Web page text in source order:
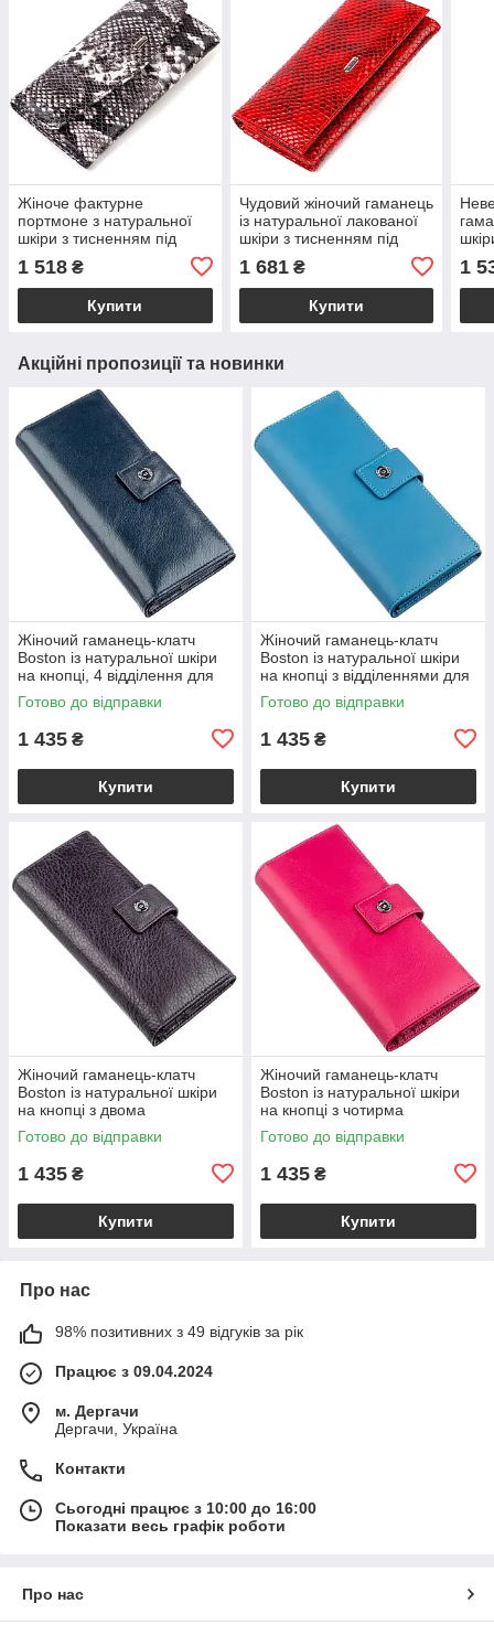
Жіноче фактурне
портмоне з натуральної
шкіри з тисненням під
змію CANPELLINI 21692
Різнокольорове
1 518 ₴
Купити
Чудовий жіночий гаманець
із натуральної лакованої
шкіри з тисненням під
змію CANPELLINI 21655
Червоний
1 681₴
Купити
1
Акційні пропозиції та новинки
Жіночий гаманець-клатч
Boston із натуральної шкіри
на кнопці, 4 відділення для
купюр і 14 для карток, сіро-
блакитний VL18844
Готово до відправки
1 435 ₴
Купити
Жіночий гаманець-клатч
Boston із натуральної шкіри
на кнопці з відділеннями для
документів, блакитний
VL18845
Готово до відправки
1 435 ₴
Купити
Жіночий гаманець-клатч
Boston із натуральної шкіри
на кнопці з двома
відділеннями на блискавці,
фіолетово-сірий VL18846
Готово до відправки
1 435 ₴
Купити
Жіночий гаманець-клатч
Boston із натуральної шкіри
на кнопці з чотирма
відділеннями для купюр,
рожевий VL18847
Готово до відправки
1 435 ₴
Купити
Про нас
98% позитивних з 49 відгуків за рік
Працює з 09.04.2024
м. Дергачи
Дергачи, Україна
Контакти
Сьогодні працює з 10:00 до 16:00
Показати весь графік роботи
Про нас